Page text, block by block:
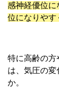
感神経優位に
位になりやす
特に高齢の方
は、気圧の変
か。